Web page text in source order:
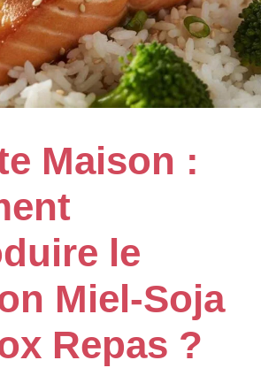
Maison :
le
Miel-Soja
Repas ?